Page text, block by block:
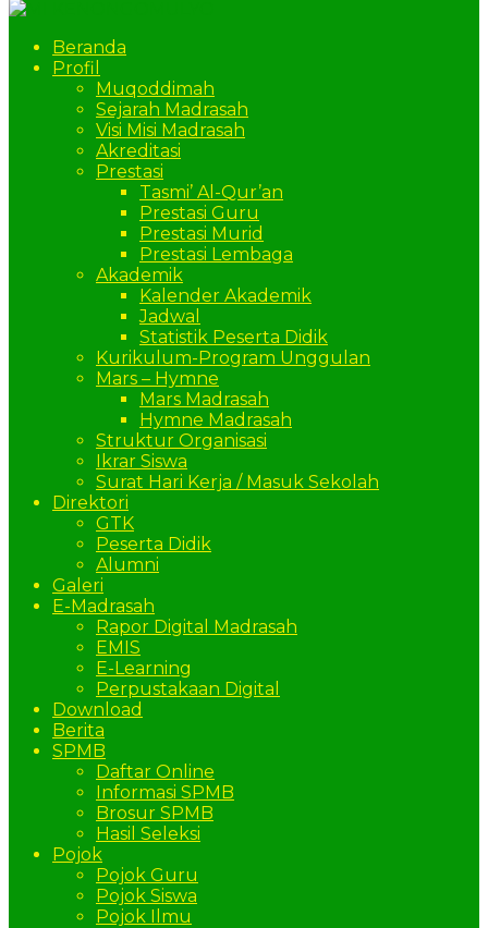
Beranda
Profil
Muqoddimah
Sejarah Madrasah
Visi Misi Madrasah
Akreditasi
Prestasi
Tasmi’ Al-Qur’an
Prestasi Guru
Prestasi Murid
Prestasi Lembaga
Akademik
Kalender Akademik
Jadwal
Statistik Peserta Didik
Kurikulum-Program Unggulan
Mars – Hymne
Mars Madrasah
Hymne Madrasah
Struktur Organisasi
Ikrar Siswa
Surat Hari Kerja / Masuk Sekolah
Direktori
GTK
Peserta Didik
Alumni
Galeri
E-Madrasah
Rapor Digital Madrasah
EMIS
E-Learning
Perpustakaan Digital
Download
Berita
SPMB
Daftar Online
Informasi SPMB
Brosur SPMB
Hasil Seleksi
Pojok
Pojok Guru
Pojok Siswa
Pojok Ilmu